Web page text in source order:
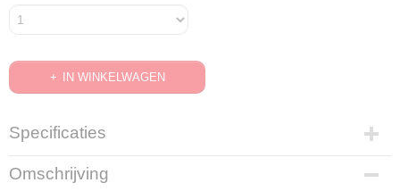
IN WINKELWAGEN
Specificaties
EAN code
8716777949597
Omschrijving